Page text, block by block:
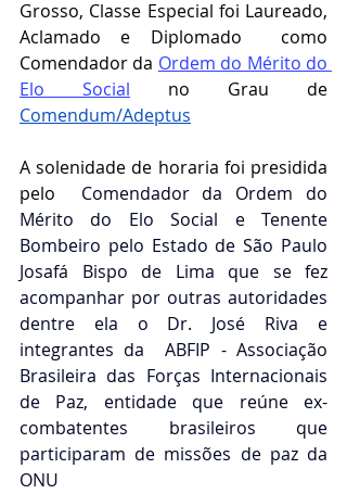
Grosso, Classe Especial foi Laureado,
Comendador da Ordem do Mérito do
Elo Social
Comendum/Adeptus
A solenidade de horaria foi presidida
pelo Comendador da Ordem do
Mérito do Elo Social e Tenente
Bombeiro pelo Estado de São Paulo
Josafá Bispo de Lima que se fez
acompanhar por outras autoridades
dentre ela o Dr. José Riva e
integrantes da
ABFIP - Associação
Brasileira das Forças Internacionais
de Paz, entidade que reúne ex-
combatentes brasileiros que
participaram de missões de paz da
ONU